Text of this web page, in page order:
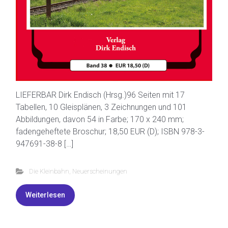
LIEFERBAR Dirk Endisch (Hrsg.)96 Seiten mit 17
Tabellen, 10 Gleisplänen, 3 Zeichnungen und 101
Abbildungen, davon 54 in Farbe; 170 x 240 mm;
fadengeheftete Broschur; 18,50 EUR (D); ISBN 978-3-
947691-38-8 […]
Die Kleinbahn Neuerscheinungen
Weiterlesen